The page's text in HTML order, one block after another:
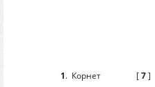
1. Корнет [7]